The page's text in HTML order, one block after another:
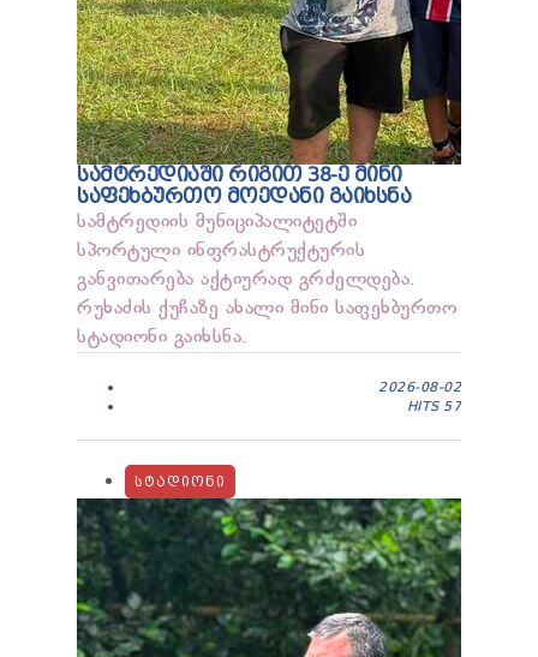
ᲡᲐᲛᲢᲠᲔᲓᲘᲐᲨᲘ ᲠᲘᲒᲘᲗ 38-Ე ᲛᲘᲜᲘ
ᲡᲐᲤᲔᲮᲑᲣᲠᲗᲝ ᲛᲝᲔᲓᲐᲜᲘ ᲒᲐᲘᲮᲡᲜᲐ
სამტრედიის მუნიციპალიტეტში
სპორტული ინფრასტრუქტურის
განვითარება აქტიურად გრძელდება.
რუხაძის ქუჩაზე ახალი მინი საფეხბურთო
სტადიონი გაიხსნა.
2026-08-02
HITS 57
ᲡᲢᲐᲓᲘᲝᲜᲘ